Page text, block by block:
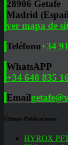
28906 Getafe
Madrid
ver mapa de
Teléfono+34
WhatsAPP
+34 640 835
Email
Últimas Publicaciones
HYROX